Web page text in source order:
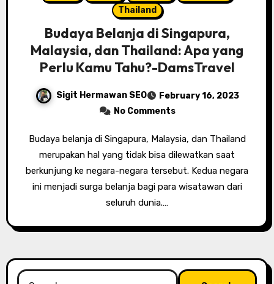
Thailand
Budaya Belanja di Singapura,
Malaysia, dan Thailand: Apa yang
Perlu Kamu Tahu?-DamsTravel
Sigit Hermawan SEO
February 16, 2023
No Comments
Budaya belanja di Singapura, Malaysia, dan Thailand
merupakan hal yang tidak bisa dilewatkan saat
berkunjung ke negara-negara tersebut. Kedua negara
ini menjadi surga belanja bagi para wisatawan dari
seluruh dunia.…
Search